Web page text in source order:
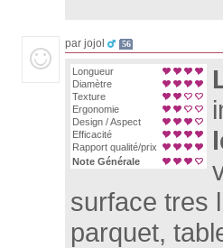
par jojol 56
Longueur
Diamètre
Texture
Ergonomie
Design / Aspect
Efficacité
Rapport qualité/prix
Note Générale
surface tres
parquet,